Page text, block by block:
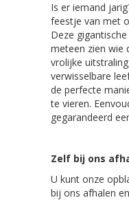
Is er iemand
feestje van met
Deze
meteen zien wie
vrolijke
verwisselbare
de perfecte
te vieren.
gegarandeerd
Zelf bij ons
U kunt onze
bij ons afhalen